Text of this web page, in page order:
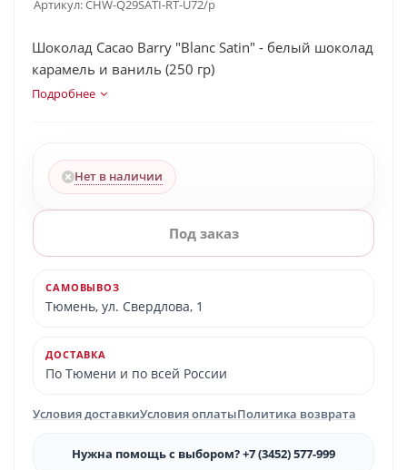
Артикул:CHW-Q29SATI-RT-U72/p
Шоколад Cacao Barry "Blanc Satin" - белый шоколад
карамель и ваниль (250 гр)
Подробнее
Нет в наличии
Под заказ
САМОВЫВОЗ
Тюмень, ул. Свердлова, 1
ДОСТАВКА
По Тюмени и по всей России
Условия доставкиУсловия оплатыПолитика возврата
Нужна помощь с выбором? +7 (3452) 577-999